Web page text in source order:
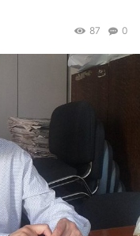
0
87